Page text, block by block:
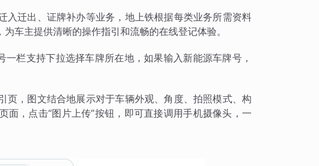
入迁出、证牌补办等业务，地上铁根据每类业务所需资料
车主提供清晰的操作指引和流畅的在线登记体验。
栏支持下拉选择车牌所在地，如果输入新能源车牌号，
页，图文结合地展示对于车辆外观、角度、拍照模式、构
，点击“图片上传”按钮，即可直接调用手机摄像头，一